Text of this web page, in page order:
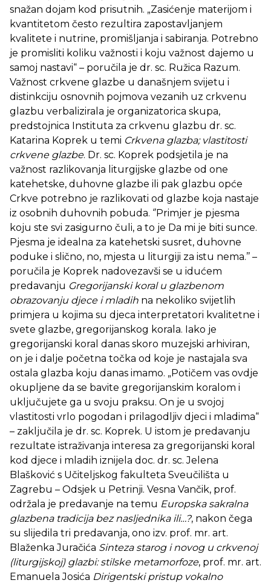
snažan dojam kod prisutnih. „Zasićenje materijom i
kvantitetom često rezultira zapostavljanjem
kvalitete i nutrine, promišljanja i sabiranja. Potrebno
je promisliti koliku važnosti i koju važnost dajemo u
samoj nastavi“ – poručila je dr. sc. Ružica Razum.
Važnost crkvene glazbe u današnjem svijetu i
distinkciju osnovnih pojmova vezanih uz crkvenu
glazbu verbalizirala je organizatorica skupa,
predstojnica Instituta za crkvenu glazbu dr. sc.
Katarina Koprek u temi Crkvena glazba; vlastitosti
crkvene glazbe. Dr. sc. Koprek podsjetila je na
važnost razlikovanja liturgijske glazbe od one
katehetske, duhovne glazbe ili pak glazbu opće
Crkve potrebno je razlikovati od glazbe koja nastaje
iz osobnih duhovnih pobuda. ‘’Primjer je pjesma
koju ste svi zasigurno čuli, a to je Da mi je biti sunce.
Pjesma je idealna za katehetski susret, duhovne
poduke i slično, no, mjesta u liturgiji za istu nema.’’ –
poručila je Koprek nadovezavši se u idućem
predavanju Gregorijanski koral u glazbenom
obrazovanju djece i mladih na nekoliko svijetlih
primjera u kojima su djeca interpretatori kvalitetne i
svete glazbe, gregorijanskog korala. Iako je
gregorijanski koral danas skoro muzejski arhiviran,
on je i dalje početna točka od koje je nastajala sva
ostala glazba koju danas imamo. „Potičem vas ovdje
okupljene da se bavite gregorijanskim koralom i
uključujete ga u svoju praksu. On je u svojoj
vlastitosti vrlo pogodan i prilagodljiv djeci i mladima“
– zaključila je dr. sc. Koprek. U istom je predavanju
rezultate istraživanja interesa za gregorijanski koral
kod djece i mladih iznijela doc. dr. sc. Jelena
Blašković s Učiteljskog fakulteta Sveučilišta u
Zagrebu – Odsjek u Petrinji. Vesna Vančik, prof.
održala je predavanje na temu Europska sakralna
glazbena tradicija bez nasljednika ili…?, nakon čega
su slijedila tri predavanja, ono izv. prof. mr. art.
Blaženka Juračića Sinteza starog i novog u crkvenoj
(liturgijskoj) glazbi: stilske metamorfoze, prof. mr. art.
Emanuela Josića Dirigentski pristup vokalno